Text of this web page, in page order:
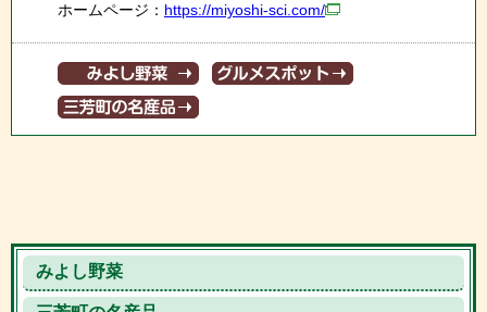
ホームページ： https://miyoshi-sci.com/
みよし野菜